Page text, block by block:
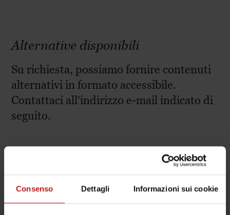
Consenso Dettagli Informazioni sui cookie
Alternative disponibili
Su richiesta, possiamo fornire contenuti
alternativi in formato accessibile.
Contattaci all'indirizzo e-mail indicato di
seguito.
Se riscontri delle barriere o hai
suggerimenti, scrivici a: